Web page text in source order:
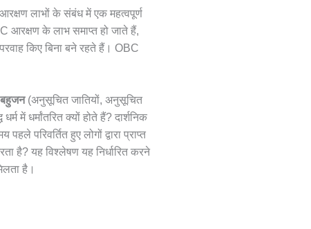
लाभों के संबंध में एक महत्वपूर्ण
आरक्षण के लाभ समाप्त हो जाते हैं,
किए बिना बने रहते हैं। OBC
बहुजन(अनुसूचित जातियों, अनुसूचित
में धर्मांतरित क्यों होते हैं? दार्शनिक
परिवर्तित हुए लोगों द्वारा प्राप्त
है? यह विश्लेषण यह निर्धारित करने
है।